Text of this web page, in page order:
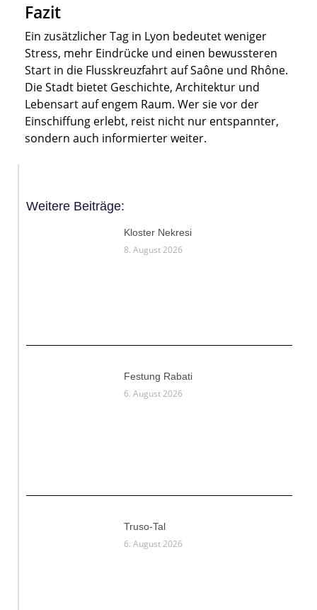
Fazit
Ein zusätzlicher Tag in Lyon bedeutet weniger
Stress, mehr Eindrücke und einen bewussteren
Start in die Flusskreuzfahrt auf Saône und Rhône.
Die Stadt bietet Geschichte, Architektur und
Lebensart auf engem Raum. Wer sie vor der
Einschiffung erlebt, reist nicht nur entspannter,
sondern auch informierter weiter.
Weitere Beiträge:
Kloster Nekresi
8. August 2026
Festung Rabati
6. August 2026
Truso-Tal
6. August 2026